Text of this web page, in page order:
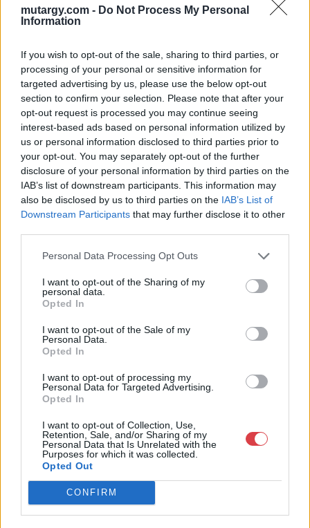
mutargy.com - Do Not Process My Personal
Information
If you wish to opt-out of the sale, sharing to third parties, or
processing of your personal or sensitive information for
targeted advertising by us, please use the below opt-out
section to confirm your selection. Please note that after your
opt-out request is processed you may continue seeing
interest-based ads based on personal information utilized by
us or personal information disclosed to third parties prior to
your opt-out. You may separately opt-out of the further
disclosure of your personal information by third parties on the
IAB’s list of downstream participants. This information may
also be disclosed by us to third parties on the IAB’s List of
Downstream Participants that may further disclose it to other
Personal Data Processing Opt Outs
I want to opt-out of the Sharing of my
personal data.
Opted In
I want to opt-out of the Sale of my
Personal Data.
Opted In
I want to opt-out of processing my
Personal Data for Targeted Advertising.
Opted In
I want to opt-out of Collection, Use,
Retention, Sale, and/or Sharing of my
Personal Data that Is Unrelated with the
Purposes for which it was collected.
Opted Out
CONFIRM
Gesztusok (cím nélkül).
Akril, farost. Jelezve
Baján Ildikó (1963-):
Gesztusok (cím nélkül).
Akril, farost. Jelezve jobbra
lent. 50x40 cm<a
href="https://www.darabanth.com/hu/gyorsarveres/424/
es-grafikak/Festmenyek-es-
grafikak~500001/Bajan-
Ildiko-1963-Gesztusok-cim-
nelkul-A
Kikiáltási ár:22 000Ft
Aukció:424. Gyorsárverés
Aukció időpontja: 2022-08-
18 19:00
MEGTEKINTEM
1944): Fák. Olaj, karton,
Baky Albert (1868-1944):
Fák. Olaj, karton, jelzett.
Sérült fakeretben. 15x18
cm<a
href="https://
es-grafikak/Festmenyek-es-
grafikak~500001/Baky-
Albert-1868-1944-Fak-Olaj-
karton-jelzett-Seru
Kikiáltási ár:4 000Ft
Aukció:424. Gyorsárverés
Aukció időpontja: 2022-08-
18 19:00
MEGTEKINTEM
EGYÉB MŰTÁRGY
10012. tétel:
Baky Albert (1868-
1944): Tóparti ház. Olaj,
karton, jelzett. Sérült
fakeretben. 17×19 cm
Baky Albert (1868-1944):
Tóparti ház. Olaj, karton,
jelzett. Sérült fakeretben.
EGYÉB MŰTÁRGY
10013. tétel:
nő. Olaj, karton, jelzett,
keretben, 25x34cm
Bauer István (-): Kaszás nő.
keretben, 25x34cm<a